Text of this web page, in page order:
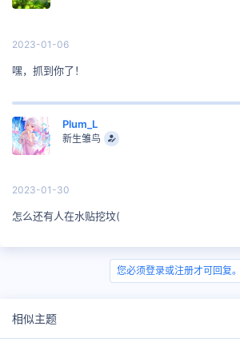
2023-01-06
嘿，抓到你了！
Plum_L
新生雏鸟
2023-01-30
怎么还有人在水贴挖坟(
您必须登录或注册才可回复。
相似主题